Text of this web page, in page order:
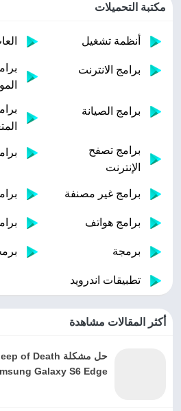
مكتبة التحميلات
أنظمة تشغيل
برامج الانترنت
برامج الصيانة
برامج تصفح
الإنترنت
برامج غير مصنفة
برامج هواتف
برمجة
تطبيقات اندرويد
أكثر المقالات مشاهدة
Galaxy S6 Edge